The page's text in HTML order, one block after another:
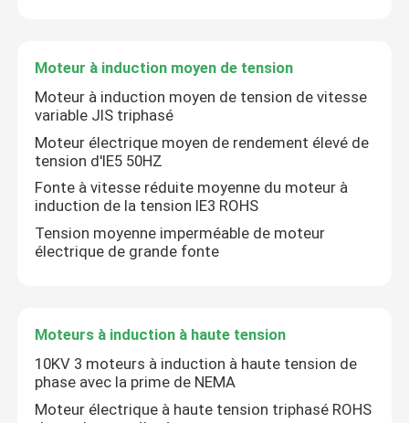
Moteur à induction moyen de tension
Moteur à induction moyen de tension de vitesse
variable JIS triphasé
Moteur électrique moyen de rendement élevé de
tension d'IE5 50HZ
Fonte à vitesse réduite moyenne du moteur à
induction de la tension IE3 ROHS
Tension moyenne imperméable de moteur
électrique de grande fonte
Moteurs à induction à haute tension
10KV 3 moteurs à induction à haute tension de
phase avec la prime de NEMA
Moteur électrique à haute tension triphasé ROHS